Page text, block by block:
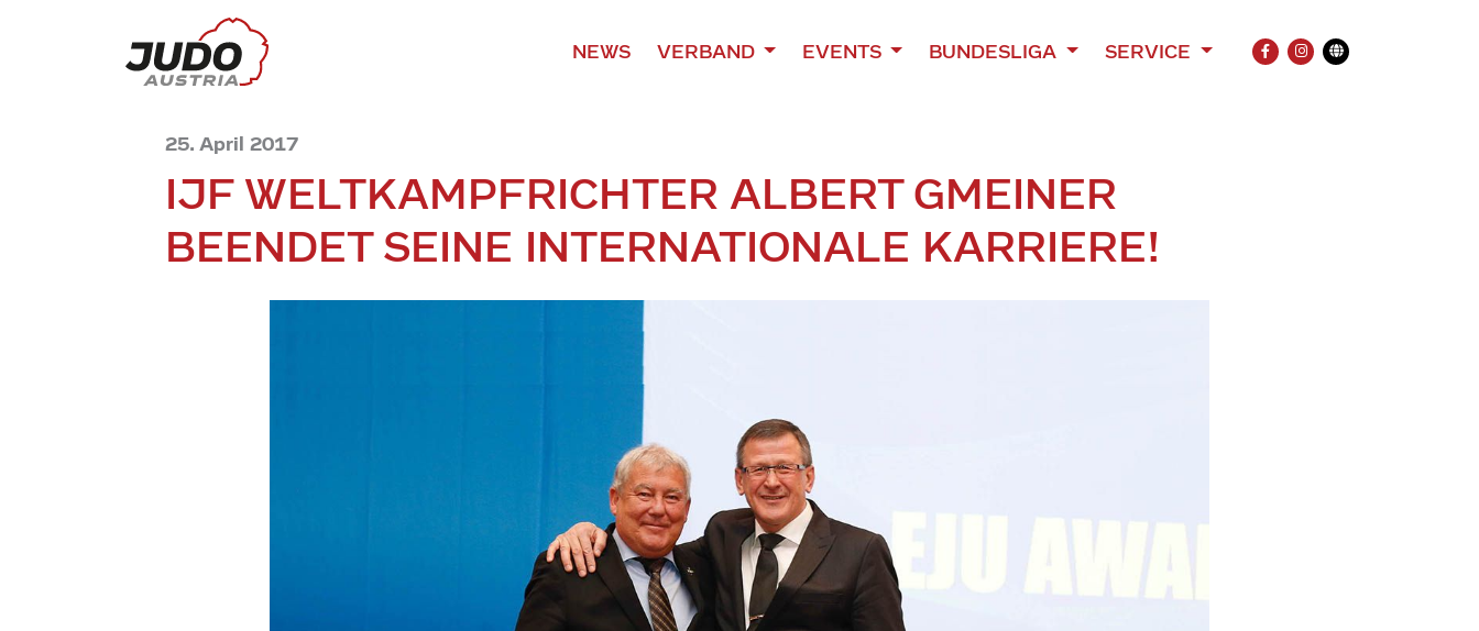
NEWS VERBAND EVENTS BUNDESLIGA SERVICE
FACEBOOK
INSTAGRAM
Übersetzung
25. April 2017
IJF WELTKAMPFRICHTER ALBERT GMEINER
BEENDET SEINE INTERNATIONALE KARRIERE!